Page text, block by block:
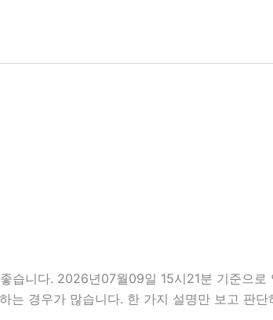
습니다. 2026년07월09일 15시21분 기준으
경우가 많습니다. 한 가지 설명만 보고 판